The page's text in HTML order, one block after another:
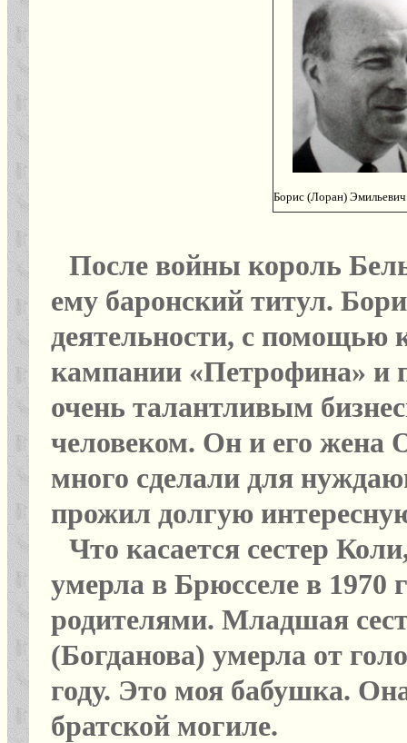
Борис (Лоран)
После войны король
ему баронский титул.
деятельности, с помощью
кампании «Петрофина» и
очень талантливым
человеком. Он и его жена
много сделали для
прожил долгую
Что касается сестер
умерла в Брюсселе в 1970
родителями. Младшая
(Богданова) умерла от
году. Это моя бабушка.
братской могиле.